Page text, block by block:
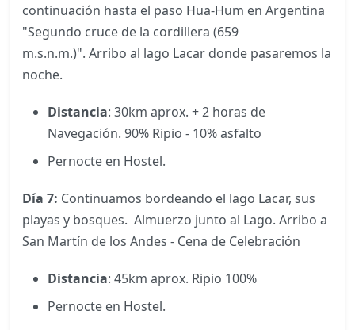
continuación hasta el paso Hua-Hum en Argentina
"Segundo cruce de la cordillera (659
m.s.n.m.)". Arribo al lago Lacar donde pasaremos la
noche.
Distancia: 30km aprox. + 2 horas de
Navegación. 90% Ripio - 10% asfalto
Pernocte en Hostel.
Día 7: Continuamos bordeando el lago Lacar, sus
playas y bosques. Almuerzo junto al Lago. Arribo a
San Martín de los Andes - Cena de Celebración
Distancia: 45km aprox. Ripio 100%
Pernocte en Hostel.